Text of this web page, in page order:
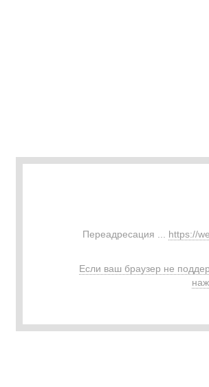
Переадресация ... https://
Если ваш браузер не